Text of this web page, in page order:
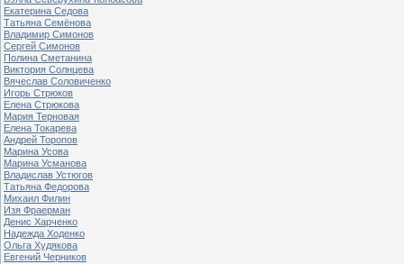
Екатерина Седова
Татьяна Семёнова
Владимир Симонов
Сергей Симонов
Полина Сметанина
Виктория Солнцева
Вячеслав Соловиченко
Игорь Стрюков
Елена Стрюкова
Мария Терновая
Елена Токарева
Андрей Торопов
Марина Усова
Марина Усманова
Владислав Устюгов
Татьяна Федорова
Михаил Филин
Изя Фраерман
Денис Харченко
Надежда Ходенко
Ольга Худякова
Евгений Черников